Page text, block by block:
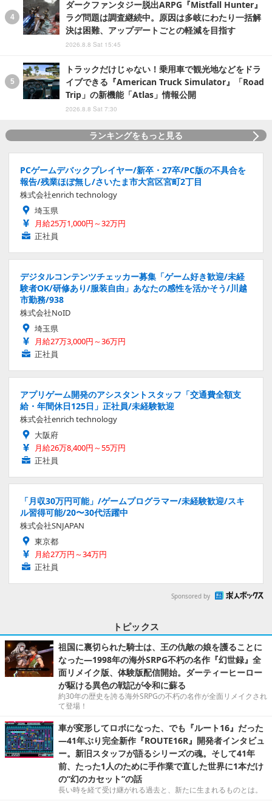
ダークファンタジー脱出ARPG『Mistfall Hunter』
ラグ問題は調査継続中。原因は多岐にわたり一括解
決は困難、アップデートごとの軽減を目指す
2026.8.8 Sat 15:45
トラックだけじゃない！乗用車で観光地などをドラ
イブできる『American Truck Simulator』「Road
Trip」の新機能「Atlas」情報公開
2026.8.8 Sat 7:30
ランキングをもっと見る
PCゲームデバックプレイヤー/新卒・27卒/PC版の不具合を
報告/残業ほぼ無し/さいたま市大宮区宮町2丁目
株式会社enrich technology
埼玉県
月給25万1,000円～32万円
正社員
デジタルコンテンツチェッカー募集「ゲーム好き歓迎/未経
験者OK/研修あり/服装自由」あなたの感性を活かそう/川越
市勤務/938
株式会社NoID
埼玉県
月給27万3,000円～36万円
正社員
アプリゲーム開発のアシスタントスタッフ「交通費全額支
給・年間休日125日」正社員/未経験歓迎
株式会社enrich technology
大阪府
月給26万8,400円～55万円
正社員
「月収30万円可能」/ゲームプログラマー/未経験歓迎/スキ
ル習得可能/20〜30代活躍中
株式会社SNJAPAN
東京都
月給27万円～34万円
正社員
Sponsored by
トピックス
祖国に裏切られた騎士は、王の仇敵の娘を護ることに
なった―1998年の海外SRPG不朽の名作『幻世録』全
面リメイク版、体験版配信開始。ダーティーヒーロー
が駆ける異色の戦記が令和に蘇る
約30年の歴史を誇る海外SRPGの不朽の名作が全面リメイクされ
て登場！
車が変形してロボになった、でも『ルート16』だった
―41年ぶり完全新作『ROUTE16R』開発者インタビュ
ー。新旧スタッフが語るシリーズの魂。そして41年
前、たった1人のために手作業で直した世界に1本だけ
の“幻のカセット”の話
長い時を経て受け継がれる過去と、新たに生まれるものとは。